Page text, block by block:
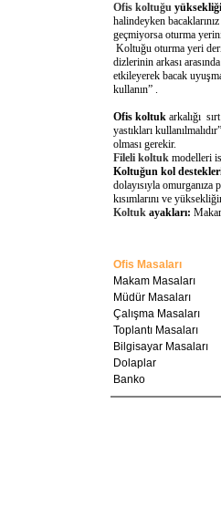
Ofis koltuğu
halindeyken
geçmiyorsa oturma
Koltuğu oturma yeri
dizlerinin arkası
etkileyerek bacak
kullanın” .
Ofis koltuk arkalığı
yastıkları
olması gerekir.
Fileli koltuk modelleri
Koltuğun kol
dolayısıyla
kısımlarını ve
Koltuk ayakları:
Ofis Masaları
Makam Masaları
Müdür Masaları
Çalışma Masaları
Toplantı Masaları
Bilgisayar Masaları
Dolaplar
Banko